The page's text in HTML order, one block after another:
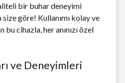
bir buhar deneyimi
size göre! Kullanımı kolay ve
cihazla, her anınızı özel
ve Deneyimleri